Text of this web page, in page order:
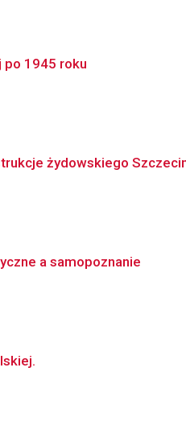
1945 roku
żydowskiego
a samopoznanie